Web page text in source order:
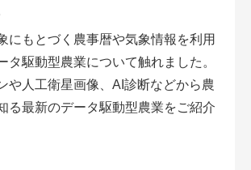
経営アシストチャット
相談できる専門家一覧
クション別メニュー
にもとづく農事暦や気象情報を利用
タ駆動型農業について触れました。
や人工衛星画像、AI診断などから農
る最新のデータ駆動型農業をご紹介